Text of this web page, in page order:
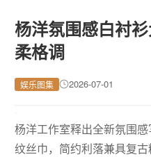
杨洋氛围感白衬
柔格调
娱乐图集 2026-07-01
杨洋工作室释出全新氛围
纹丝巾，简约利落兼具复